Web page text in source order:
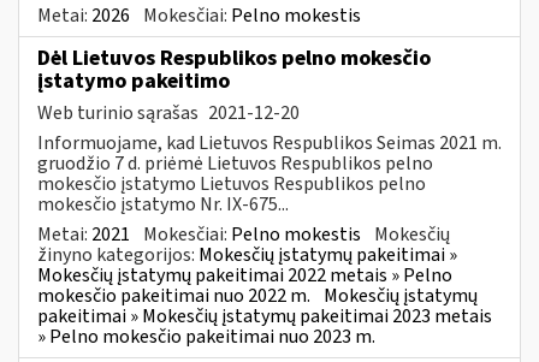
Metai: 2026 Mokesčiai: Pelno mokestis
Dėl Lietuvos Respublikos pelno mokesčio
įstatymo pakeitimo
Web turinio sąrašas 2021-12-20
Informuojame, kad Lietuvos Respublikos Seimas 2021 m.
gruodžio 7 d. priėmė Lietuvos Respublikos pelno
mokesčio įstatymo Lietuvos Respublikos pelno
mokesčio įstatymo Nr. IX-675...
Metai: 2021 Mokesčiai: Pelno mokestis Mokesčių
žinyno kategorijos: Mokesčių įstatymų pakeitimai »
Mokesčių įstatymų pakeitimai 2022 metais » Pelno
mokesčio pakeitimai nuo 2022 m. Mokesčių įstatymų
pakeitimai » Mokesčių įstatymų pakeitimai 2023 metais
» Pelno mokesčio pakeitimai nuo 2023 m.